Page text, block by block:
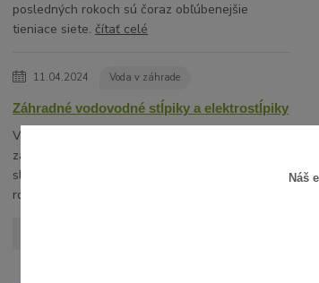
posledných rokoch sú čoraz obľúbenejšie
tieniace siete.čítať celé
11.04.2024 Voda v záhrade
Záhradné vodovodné stĺpiky a elektrostĺpiky
Vodovodné stĺpiky sú využívané spravidla na
záhradách rodinných domov ako hydranty
slúžiace na estetické a komfortné napojenie na
rozvod vody napríkla...
Náš